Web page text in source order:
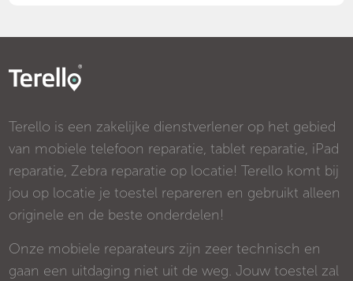
Terello is een zakelijke dienstverlener op het gebied
van mobiele telefoon reparatie, tablet reparatie, iPad
reparatie, Zebra reparatie op locatie! Terello komt bij
jou op locatie je toestel repareren en gebruikt alleen
originele en de beste onderdelen!
Onze mobiele reparateurs zijn zeer technisch en
gaan een uitdaging niet uit de weg. Jouw toestel zal